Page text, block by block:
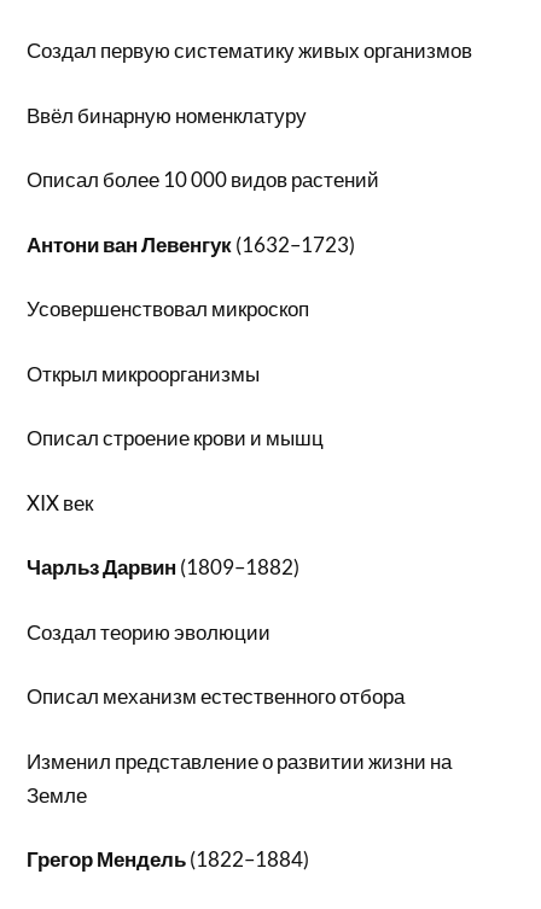
Создал первую систематику живых организмов
Ввёл бинарную номенклатуру
Описал более 10 000 видов растений
Антони ван Левенгук(1632–1723)
Усовершенствовал микроскоп
Открыл микроорганизмы
Описал строение крови и мышц
XIX век
Чарльз Дарвин (1809–1882)
Создал теорию эволюции
Описал механизм естественного отбора
Изменил представление о развитии жизни на
Земле
Грегор Мендель(1822–1884)